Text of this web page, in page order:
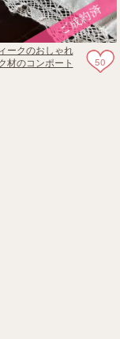
50
ークのおしゃれ
材のコンポート